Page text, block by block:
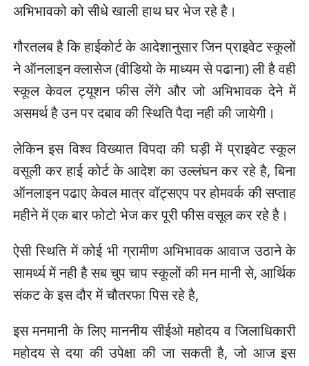
अभिभावको को सीधे खाली हाथ घर भेज रहे है।
गौरतलब है कि हाईकोर्ट के आदेशानुसार जिन प्राइवेट स्कूलों
ने ऑनलाइन क्लासेज (वीडियो के माध्यम से पढाना) ली है वही
स्कूल केवल ट्यूशन फीस लेंगे और जो अभिभावक देने में
असमर्थ है उन पर दबाव की स्थिति पैदा नही की जायेगी।
लेकिन इस विश्व विख्यात विपदा की घड़ी में प्राइवेट स्कूल
वसूली कर हाई कोर्ट के आदेश का उल्लंघन कर रहे है, बिना
ऑनलाइन पढाए केवल मात्र वॉट्सएप पर होमवर्क की सप्ताह
महीने में एक बार फोटो भेज कर पूरी फीस वसूल कर रहे है।
ऐसी स्थिति में कोई भी ग्रामीण अभिभावक आवाज उठाने के
सामर्थ्य में नही है सब चुप चाप स्कूलों की मन मानी से, आर्थिक
संकट के इस दौर में चौतरफा पिस रहे है,
इस मनमानी के लिए माननीय सीईओ महोदय व जिलाधिकारी
महोदय से दया की उपेक्षा की जा सकती है, जो आज इस